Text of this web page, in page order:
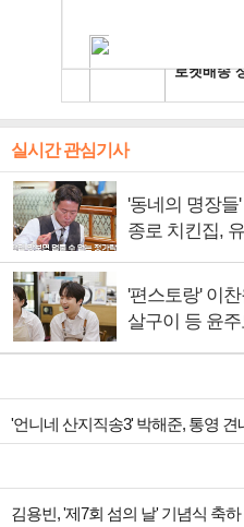
실시간 관심기사
'동네의 명장들
종로 치킨집,
'편스토랑' 이
살구이 등 윤
'언니네 산지직송3' 박해준, 통영
김용빈, '제7회 섬의 날' 기념식 축하